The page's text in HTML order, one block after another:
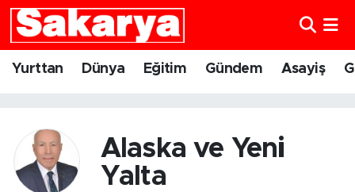
Yurttan Dünya Eğitim Gündem Asayiş
Alaska ve Yeni
Yalta
Yurttan
Eğitim
Gündem
Eskişehir Nöbetçi Eczaneler
Eskişehir Namaz Vakitleri
Eskişehir Trafik Yoğunluk Haritası